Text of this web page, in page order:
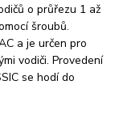
o průřezu 1 až
šroubů.
a je určen pro
vodiči. Provedení
se hodí do